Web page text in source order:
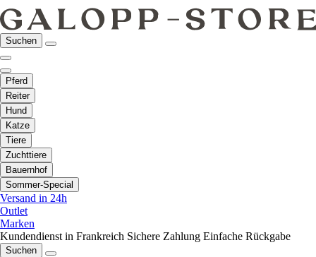
Suchen
Pferd
Reiter
Hund
Katze
Tiere
Zuchttiere
Bauernhof
Sommer-Special
Versand in 24h
Outlet
Marken
Kundendienst in Frankreich Sichere Zahlung Einfache Rückgabe
Suchen